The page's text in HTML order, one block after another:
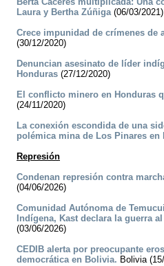
Laura y Bertha Zúñiga(06/03/2021)
Crece impunidad de crímenes de
(30/12/2020)
Denuncian asesinato de líder
Honduras (27/12/2020)
El conflicto minero en Honduras
(24/11/2020)
La conexión escondida de una
polémica mina de Los Pinares en
Represión
Condenan represión contra
(04/06/2026)
Comunidad Autónoma de
Indígena, Kast declara la guerra
(03/06/2026)
CEDIB alerta por preocupante
democrática en Bolivia. Bolivia